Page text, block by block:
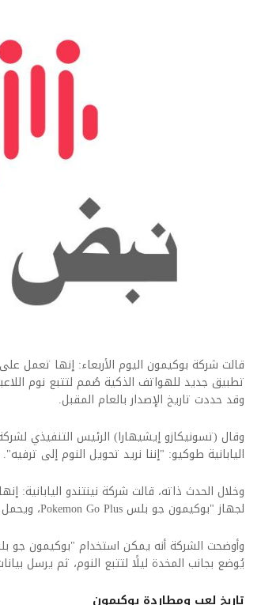
تطبيق جديد للهواتف الذكية صُمم لتتبع نوم
وقد حددت تاريخ الإصدار بالعام المقبل.
وقال (تسونيكازو إيشيهارا) الرئيس التنفيذي
اليابانية طوكيو: "إننا نريد تحويل النوم إلى ترفيه".
وخلال الحدث ذاته، قالت شركة نينتندو
لجهاز "بوكيمون جو بلس Pokemon Go Plus، ويحمل اسم بوكيمون جو بلس بلس Pokemon Go Plus+.
وأوضحت الشركة أنه يمكن استخدام "بوكيمون جو
يُوضع بجانب المخدة ليلًا لتتبع النوم، ثم يرسل
تاريخ لعب ومطاردة بوكيمون